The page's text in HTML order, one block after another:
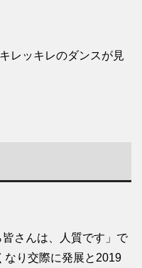
レッキレのダンスが見
さんは、人質です」で
なり交際に発展と2019